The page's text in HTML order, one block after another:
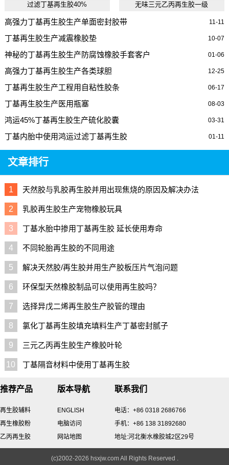
过滤丁基再生胶40% 无味三元乙丙再生胶一级
11-11
高强力丁基再生胶生产单面密封胶带
10-07
丁基再生胶生产减震橡胶垫
01-06
神秘的丁基再生胶生产防腐蚀橡胶手套客户
12-25
高强力丁基再生胶生产各类球胆
06-17
丁基再生胶生产工程用自粘性胶条
08-03
丁基再生胶生产医用瓶塞
03-31
鸿运45%丁基再生胶生产硫化胶囊
01-11
丁基内胎中使用鸿运过滤丁基再生胶
文章排行
1 天然胶与乳胶再生胶并用出现焦烧的原因及解决办法
2 乳胶再生胶生产宠物橡胶玩具
3 丁基水胎中掺用丁基再生胶 延长使用寿命
4 不同轮胎再生胶的不同用途
5 解决天然胶/再生胶并用生产胶板压片气泡问题
6 环保型天然橡胶制品可以使用再生胶吗？
7 选择异戊二烯再生胶生产胶管的理由
8 氯化丁基再生胶填充填料生产丁基密封腻子
9 三元乙丙再生胶生产橡胶叶轮
10 丁基隔音材料中使用丁基再生胶
推荐产品
再生胶辅料
再生橡胶粉
乙丙再生胶
版本导航
ENGLISH
电脑访问
网站地图
联系我们
电话：+86 0318 2686766
手机：+86 138 31892680
地址:河北衡水橡胶城2区29号
(c)2002-2026 hsxjw.com All Rights Reserved .